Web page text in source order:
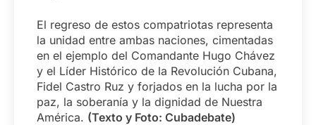
El regreso de estos compatriotas representa
la unidad entre ambas naciones, cimentadas
en el ejemplo del Comandante Hugo Chávez
y el Líder Histórico de la Revolución Cubana,
Fidel Castro Ruz y forjados en la lucha por la
paz, la soberanía y la dignidad de Nuestra
América. (Texto y Foto: Cubadebate)